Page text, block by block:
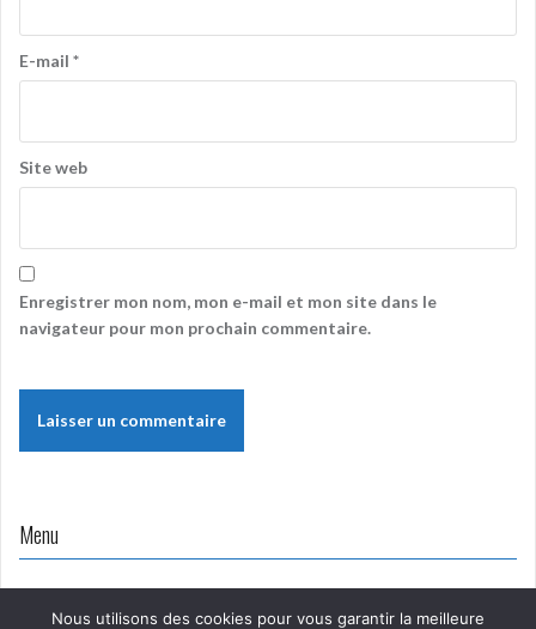
E-mail *
Site web
Enregistrer mon nom, mon e-mail et mon site dans le
navigateur pour mon prochain commentaire.
Menu
Nous utilisons des cookies pour vous garantir la meilleure